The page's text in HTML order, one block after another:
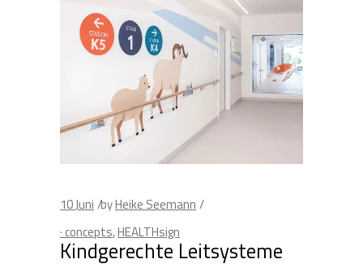
10Juni byHeike Seemann
· concepts,HEALTHsign
Kindgerechte Leitsysteme